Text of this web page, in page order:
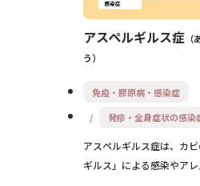
アスペルギルス症
う
免疫・膠原病・感染症
発疹・全身症状の感染
アスペルギルス症は、カ
ギルス」による感染やア